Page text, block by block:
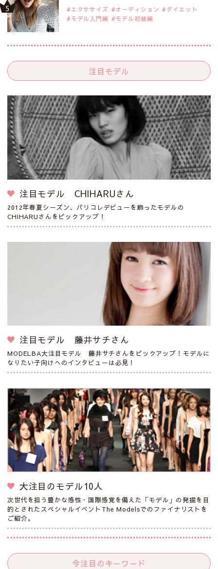
エクササイズ オーディション
ダイエット
モデル入門編
モデル初級編
注目モデル
注目モデル CHIHARUさん
2012年春夏シーズン、パリコレデビューを飾ったモデルの
CHIHARUさんをピックアップ！
注目モデル 藤井サチさん
MODELBA大注目モデル 藤井サチさんをピックアップ！モデルに
なりたい子向けへのインタビューは必見！
大注目のモデル10人
次世代を担う豊かな感性・国際感覚を備えた「モデル」の発掘を目
的とされたスペシャルイベントThe Modelsでのファイナリストを
ご紹介。
今注目のキーワード